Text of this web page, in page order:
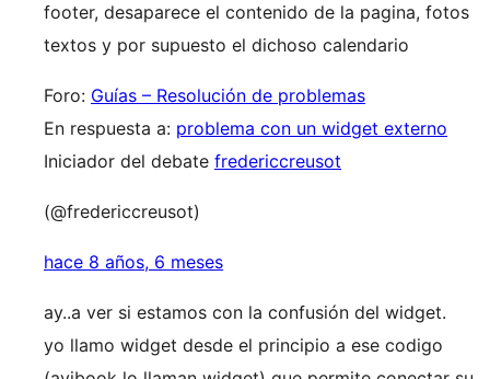
footer, desaparece el contenido de la pagina, fotos
textos y por supuesto el dichoso calendario
Foro: Guías – Resolución de problemas
En respuesta a: problema con un widget externo
Iniciador del debate fredericcreusot
(@fredericcreusot)
hace 8 años, 6 meses
ay..a ver si estamos con la confusión del widget.
yo llamo widget desde el principio a ese codigo